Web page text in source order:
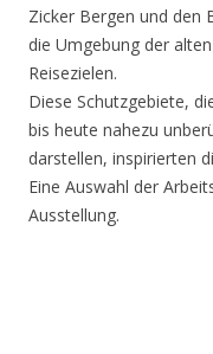
Zicker Bergen und den
die Umgebung der
Reisezielen.
Diese Schutzgebiete,
bis heute nahezu
darstellen, inspirierten
Eine Auswahl der
Ausstellung.